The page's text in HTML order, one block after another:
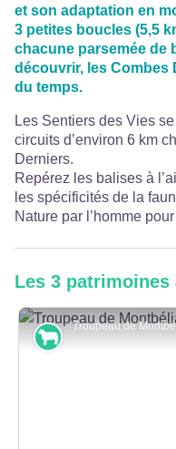
et son adaptation en
3 petites boucles (5,5
chacune parsemée de
découvrir, les Combes
du temps.
Les Sentiers des Vies
circuits d’environ 6 km
Derniers.
Repérez les balises à
les spécificités de la
Nature par l’homme
Les 3
Pastoralisme et